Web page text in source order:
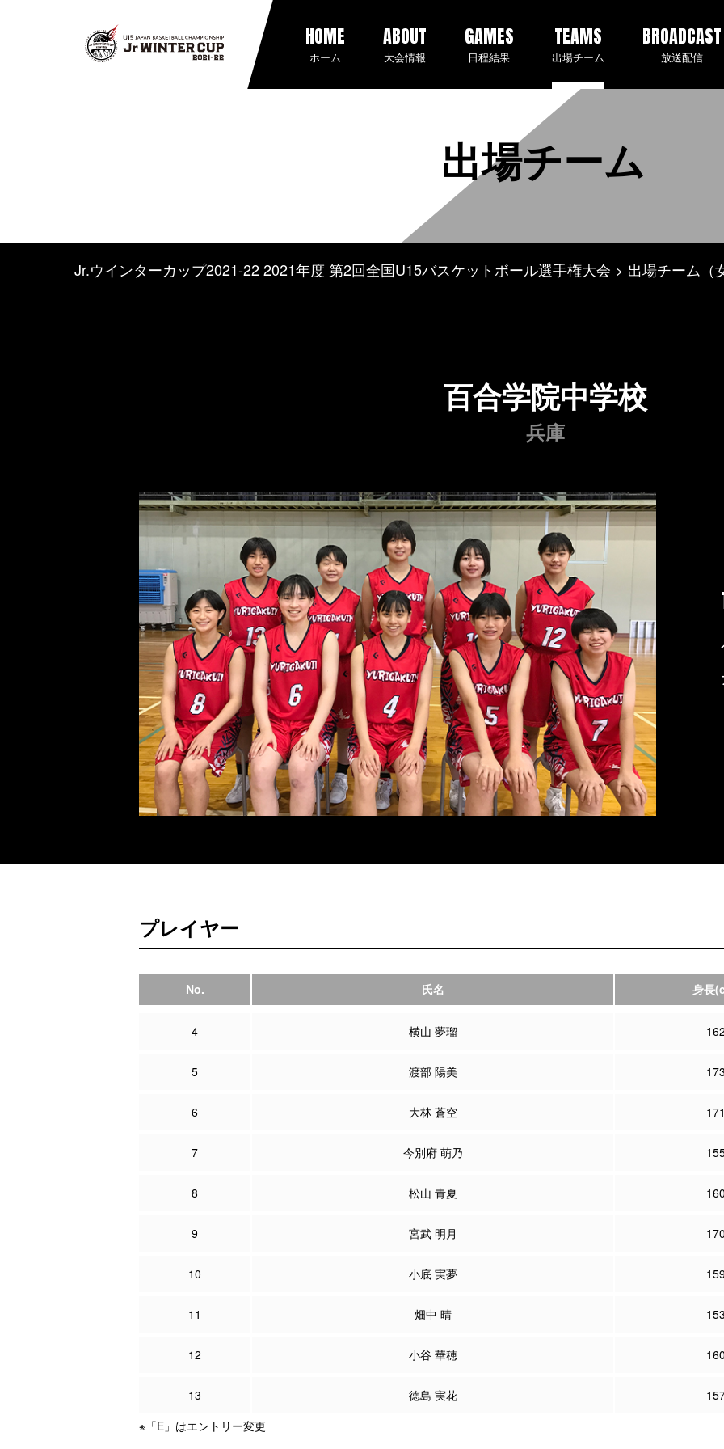
HOME
ホーム
ABOUT
大会情報
GAMES
日程結果
TEAMS
出場チーム
BROADCAST
放送配信
出場チーム
Jr.ウインターカップ2021-22 2021年度 第2回全国U15バスケットボール選手権大会 出場チーム（
百合学院中学校
兵庫
プレイヤー
No. 氏名 身長
4 横山 夢瑠 162
5 渡部 陽美 173
6 大林 蒼空 171
7 今別府 萌乃
8 松山 青夏 160
9 宮武 明月 170
10 小底 実夢
11 畑中 晴 153
12 小谷 華穂 160
13 徳島 実花
※「E」はエントリー変更